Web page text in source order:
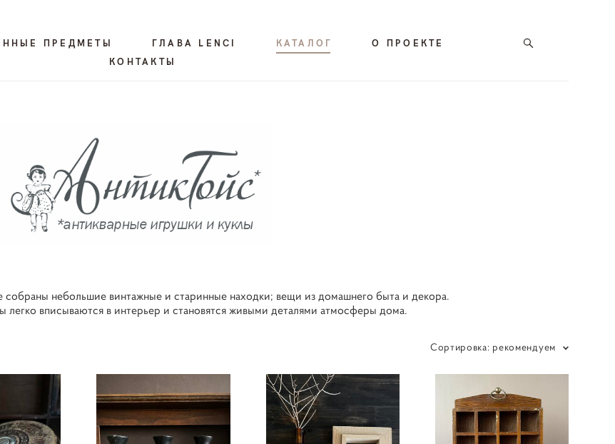
ПРЕДМЕТЫ ГЛАВА LENCI КАТАЛОГ
О ПРОЕКТЕ
КОНТАКТЫ
собраны небольшие винтажные и старинные находки; вещи из домашнего быта и декора.
легко вписываются в интерьер и становятся живыми деталями атмосферы дома.
Сортировка: рекомендуем